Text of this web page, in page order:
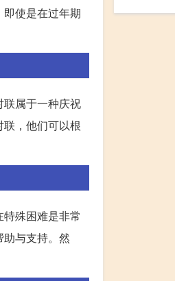
使是在过年期
属于一种庆祝
，他们可以根
殊困难是非常
与支持。然